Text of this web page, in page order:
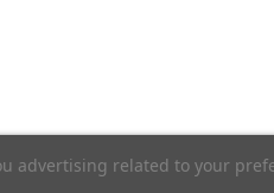
advertising related to your